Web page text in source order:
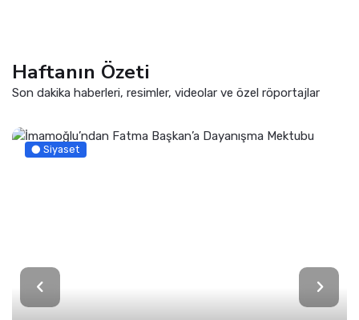
Haftanın Özeti
Son dakika haberleri, resimler, videolar ve özel röportajlar